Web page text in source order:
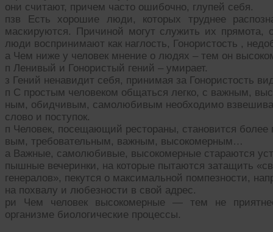
они считают, причем часто ошибочно, глупей себя.
пзв Есть хорошие люди, которых труднее
маскируются. Причиной могут служить их прямота,
люди воспринимают как наглость, Гонористость ,
а Чем ниже у человек мнение о людях – тем он
п Ленивый и Гонористый гений – умирает.
з Гений ненавидит себя, принимая за Гонористость
п С простым человеком общаться легко, с важным,
ным, обидчивым, самолюбивым необходимо
слово и поступок.
п Человек, посещающий рестораны, становится более
вым, требовательным, важным, высокомерным…
а Важные, самолюбивые, высокомерные стараются
пышные вечеринки, на которые пытаются затащить
генералов», пекутся о максимальной помпезности,
на похвалу и любезности в свой адрес.
ри Чем человек высокомерные — тем не
организме биологические процессы.